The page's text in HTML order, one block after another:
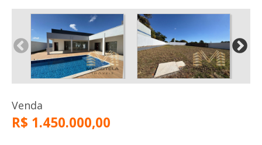
Venda
R$ 1.450.000,00